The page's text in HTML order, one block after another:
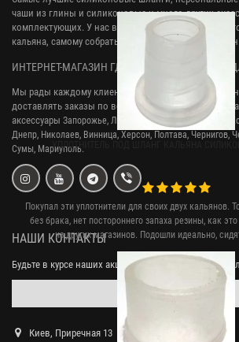
УПЛОТНИТЕЛЬ ПОД ШЛАНГ КАЛЬЯНА
Покупал эти уплотнители для своих двух кальянов.
без брака, нет постороннего запаха резины, как
из других магазинов. Подошли идеально,
чаши из глины и силиконовые и много других
комплектующих. У нас вы сможете легко и
кальяна, самому собрать наргиле или купить
ИНТЕРНЕТ-МАГАЗИН ГДЕ МОЖНО КУПИТЬ ВСЕ
Мы рады каждому клиенту, и стараемся
доставлять заказы по всей Украине. У нас
аксессуары Запорожье, Львов, Кривой Рог,
Киев,
Днепр, Николаев, Винница, Херсон, Полтава, Чернигов,
Сумы, Мариуполь.
НАШИ КОНТАКТЫ
Будьте в курсе наших акций, подпишитесь на
Киев, Приречная 13